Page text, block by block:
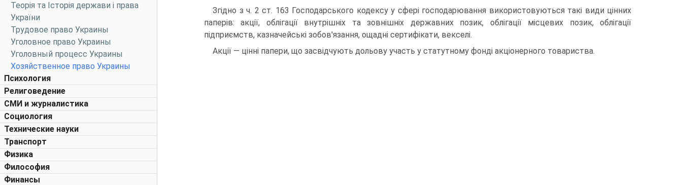
Теорія та Історія держави і права
України
Трудовое право Украины
Уголовное право Украины
Уголовный процесс Украины
Хозяйственное право Украины
Психология
Религоведение
СМИ и журналистика
Социология
Технические науки
Транспорт
Физика
Философия
Финансы
Згідно з ч. 2 ст. 163 Господарського кодексу у сфері господарювання використовуються такі види цінних
паперів: акції, облігації внутрішніх та зовнішніх державних позик, облігації місцевих позик, облігації
підприємств, казначейські зобов'язання, ощадні сертифікати, векселі.
Акції — цінні папери, що засвідчують дольову участь у статутному фонді акціонерного товариства.